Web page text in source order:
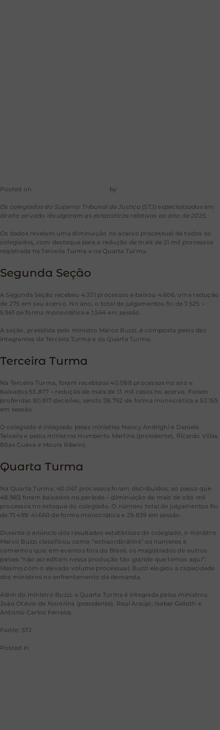
Posted on by
Os colegiados do Superior Tribunal de Justiça (STJ) especializados em
direito privado divulgaram as estatísticas relativas ao ano de 2025.
Os dados revelam uma diminuição no acervo processual de todos os
colegiados, com destaque para a redução de mais de 21 mil processos
registrada na Terceira Turma e na Quarta Turma.
Segunda Seção
A Segunda Seção recebeu 4.331 processos e baixou 4.606, uma redução
de 275 em seu acervo. No ano, o total de julgamentos foi de 7.525 –
5.961 de forma monocrática e 1.564 em sessão.
A seção, presidida pelo ministro Marco Buzzi, é composta pelos dez
integrantes da Terceira Turma e da Quarta Turma.
Terceira Turma
Na Terceira Turma, foram recebidos 40.088 processos no ano e
baixados 53.877 – redução de mais de 13 mil casos no acervo. Foram
proferidas 80.917 decisões, sendo 28.762 de forma monocrática e 52.155
em sessão.
O colegiado é integrado pelas ministras Nancy Andrighi e Daniela
Teixeira e pelos ministros Humberto Martins (presidente), Ricardo Villas
Bôas Cueva e Moura Ribeiro.
Quarta Turma
Na Quarta Turma, 40.047 processos foram distribuídos, ao passo que
48.983 foram baixados no período – diminuição de mais de oito mil
processos no estoque do colegiado. O número total de julgamentos foi
de 71.499: 41.660 de forma monocrática e 29.839 em sessão.
Durante o anúncio dos resultados estatísticos do colegiado, o ministro
Marco Buzzi classificou como “extraordinários” os números e
comentou que, em eventos fora do Brasil, os magistrados de outros
países “não acreditam nessa produção tão grande que temos aqui”.
Mesmo com o elevado volume processual, Buzzi elogiou a capacidade
dos ministros no enfrentamento da demanda.
Além do ministro Buzzi, a Quarta Turma é integrada pelos ministros
João Otávio de Noronha (presidente), Raul Araújo, Isabel Gallotti e
Antonio Carlos Ferreira.
Fonte: STJ
Posted in